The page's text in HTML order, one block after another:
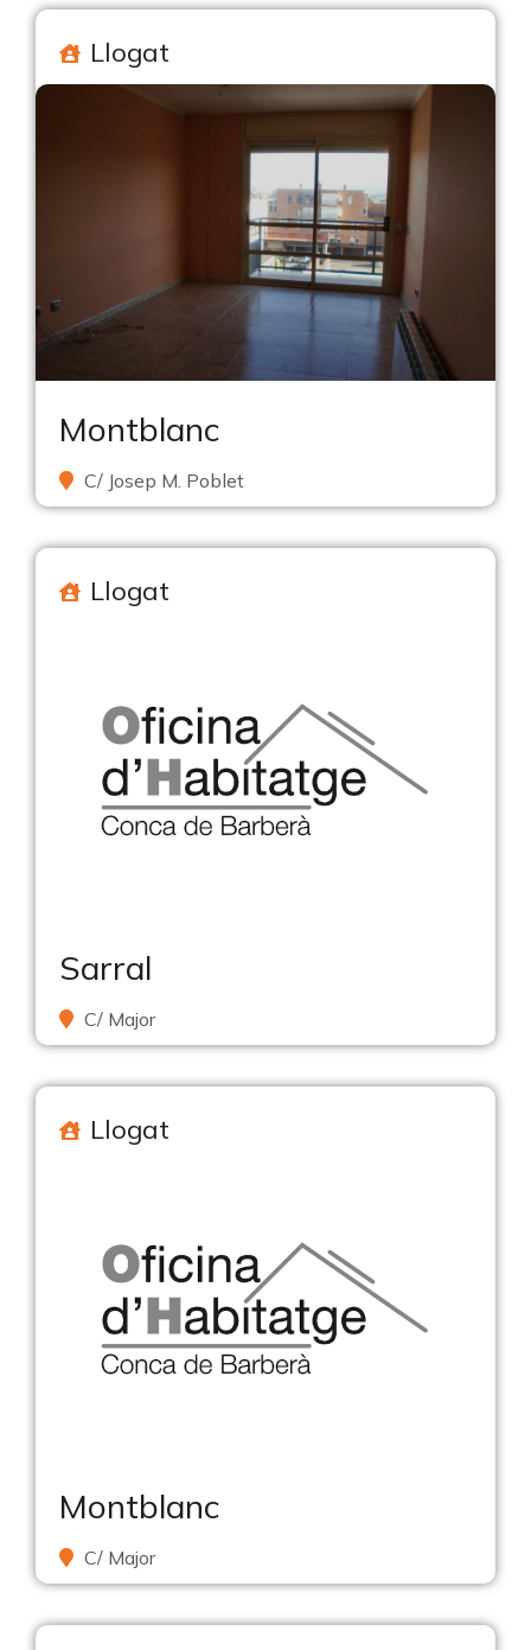
Llogat
Montblanc
C/ Josep M. Poblet
Llogat
Sarral
C/ Major
Llogat
Montblanc
C/ Major